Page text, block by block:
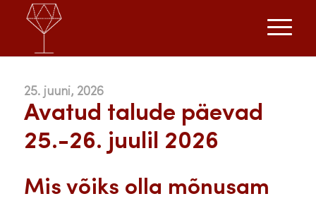
25. juuni, 2026
Avatud talude päevad
25.-26. juulil 2026
Mis võiks olla mõnusam